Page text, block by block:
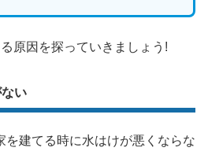
原因を探っていきましょう!
い
を建てる時に水はけが悪くならな